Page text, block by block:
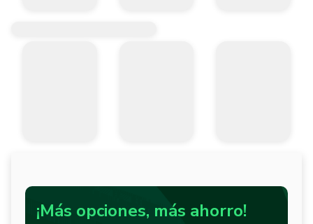
¡Más opciones, más ahorro!